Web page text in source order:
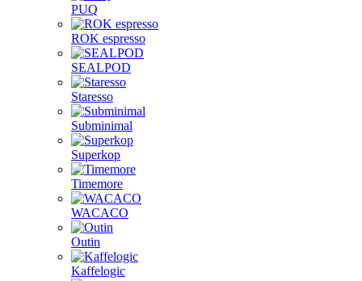
PUQ
ROK espresso
SEALPOD
Staresso
Subminimal
Superkop
Timemore
WACACO
Outin
Kaffelogic